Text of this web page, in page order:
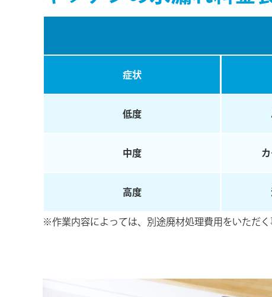
症状
低度
中度
⾼度
※作業内容によっては、別途廃材処理費用をいただ